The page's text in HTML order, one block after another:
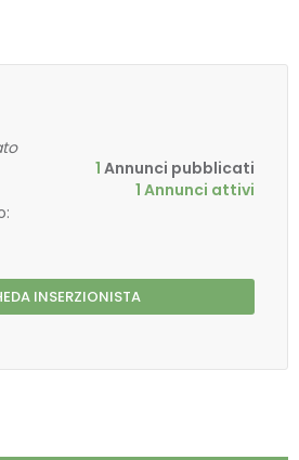
1 Annunci pubblicati
1 Annunci attivi
INSERZIONISTA